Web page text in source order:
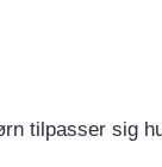
tilpasser sig